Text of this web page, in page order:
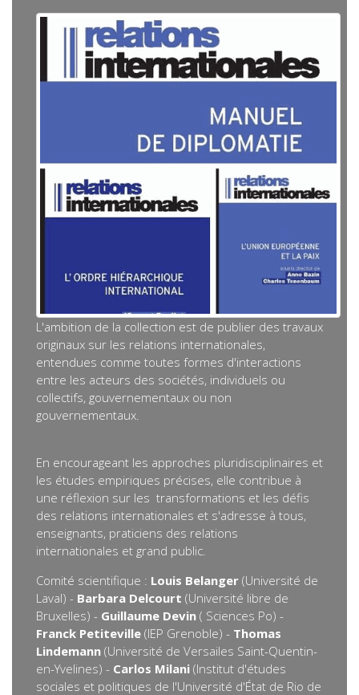
L'ambition de la collection est de publier des travaux
originaux sur les relations internationales,
entendues comme toutes formes d'interactions
entre les acteurs des sociétés, individuels ou
collectifs, gouvernementaux ou non
gouvernementaux.
En encourageant les approches pluridisciplinaires et
les études empiriques précises, elle contribue à
une réflexion sur les transformations et les défis
des relations internationales et s'adresse à tous,
enseignants, praticiens des relations
internationales et grand public.
Comité scientifique : Louis Belanger (Université de
Laval) - Barbara Delcourt (Université libre de
Bruxelles) - Guillaume Devin ( Sciences Po) -
Franck Petiteville (IEP Grenoble) - Thomas
Lindemann (Université de Versailes Saint-Quentin-
en-Yvelines) - Carlos Milani (Institut d'études
sociales et politiques de l'Université d'État de Rio de